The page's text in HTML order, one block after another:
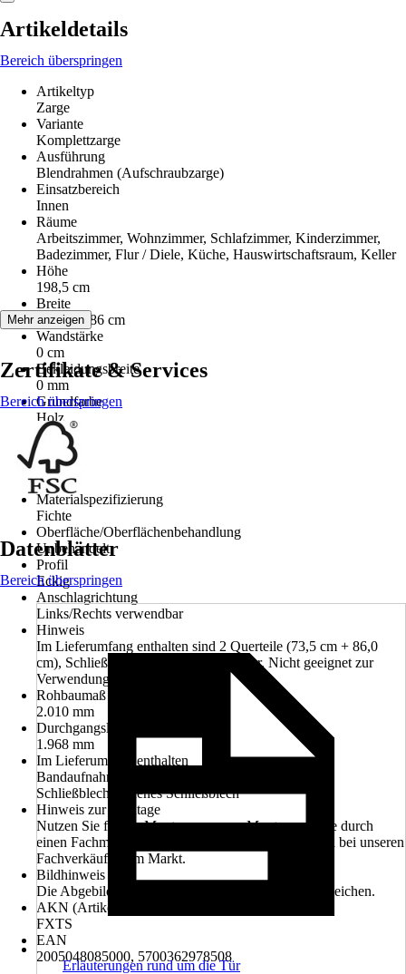
Artikeldetails
Bereich überspringen
Artikeltyp
Zarge
Variante
Komplettzarge
Ausführung
Blendrahmen (Aufschraubzarge)
Einsatzbereich
Innen
Räume
Arbeitszimmer, Wohnzimmer, Schlafzimmer, Kinderzimmer,
Badezimmer, Flur / Diele, Küche, Hauswirtschaftsraum, Keller
Höhe
198,5 cm
Breite
73,5 cm, 86 cm
Wandstärke
0 cm
Bekleidungsbreite
0 mm
Grundfarbe
Holz
Farbton
Fichte
Material
Holz
Materialspezifizierung
Fichte
Oberfläche/Oberflächenbehandlung
Unbehandelt
Profil
Eckig
Anschlagrichtung
Links/Rechts verwendbar
Hinweis
Im Lieferumfang enthalten sind 2 Querteile (73,5 cm + 86,0
cm), Schließblech, 2 Aufschraubbänder, Nicht geeignet zur
Verwendung mit Ganzglastüren
Rohbaumaß Höhe
2.010 mm
Durchgangslichte Höhe
1.968 mm
Im Lieferumfang enthalten
Bandaufnahmen, Längsteil, Querteil, Geschlossenes
Schließblech, Offenes Schließblech
Hinweis zur Montage
Nutzen Sie für die Montage unseren Montageservice durch
einen Fachmann. Informieren Sie sich unverbindlich bei unseren
Fachverkäufern im Markt.
Bildhinweis
Die Abgebildeten Farben können vom Original abweichen.
AKN (Artikelkurznummer)
FXTS
EAN
2005048085000, 5700362978508
Mehr anzeigen
Zertifikate & Services
Bereich überspringen
Datenblätter
Bereich überspringen
Erläuterungen rund um die Tür